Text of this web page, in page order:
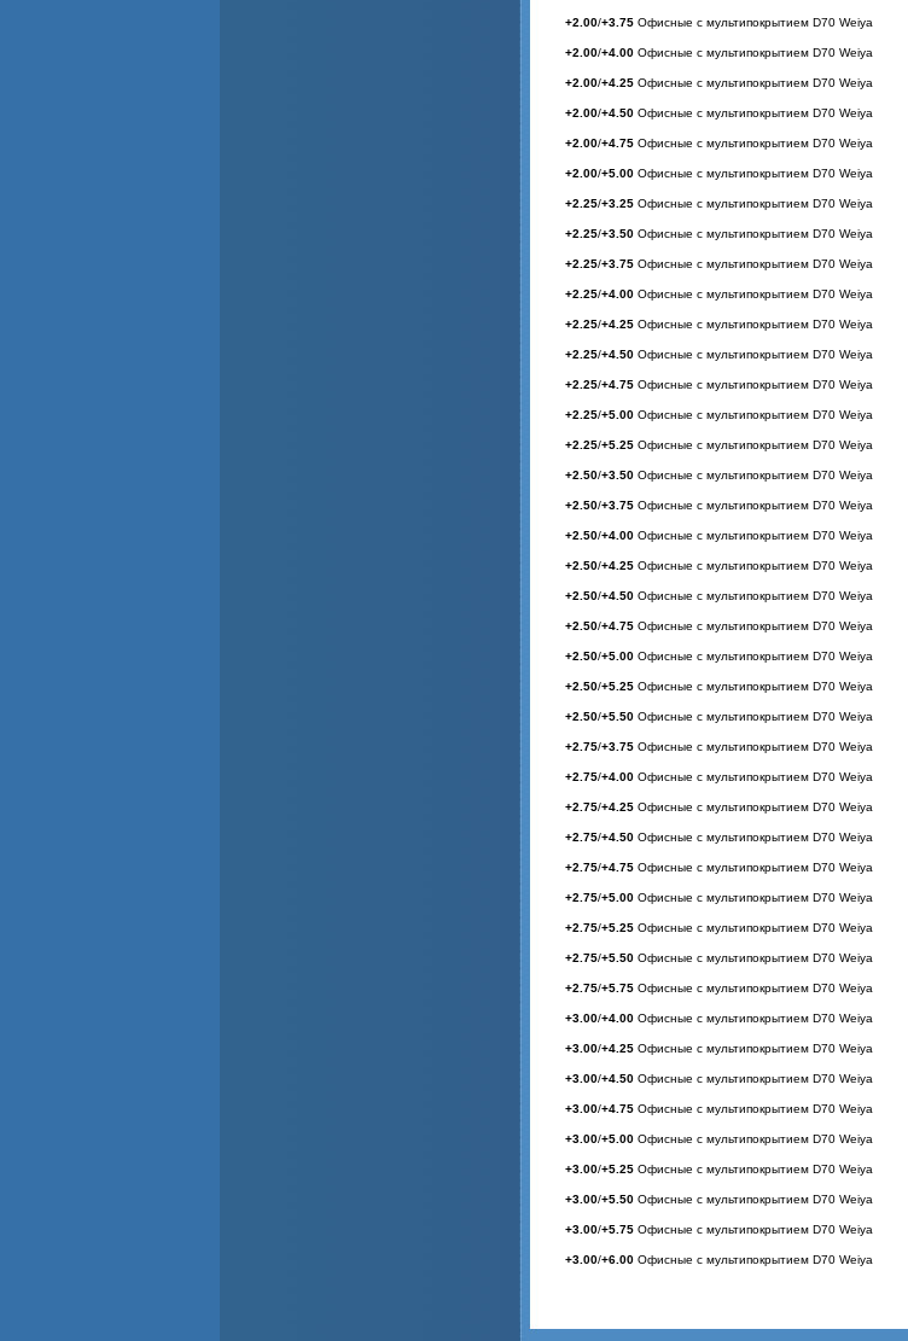
+2.00/+3.75 Офисные с мультипокрытием D70 Weiya
+2.00/+4.00 Офисные с мультипокрытием D70 Weiya
+2.00/+4.25 Офисные с мультипокрытием D70 Weiya
+2.00/+4.50 Офисные с мультипокрытием D70 Weiya
+2.00/+4.75 Офисные с мультипокрытием D70 Weiya
+2.00/+5.00 Офисные с мультипокрытием D70 Weiya
+2.25/+3.25 Офисные с мультипокрытием D70 Weiya
+2.25/+3.50 Офисные с мультипокрытием D70 Weiya
+2.25/+3.75 Офисные с мультипокрытием D70 Weiya
+2.25/+4.00 Офисные с мультипокрытием D70 Weiya
+2.25/+4.25 Офисные с мультипокрытием D70 Weiya
+2.25/+4.50 Офисные с мультипокрытием D70 Weiya
+2.25/+4.75 Офисные с мультипокрытием D70 Weiya
+2.25/+5.00 Офисные с мультипокрытием D70 Weiya
+2.25/+5.25 Офисные с мультипокрытием D70 Weiya
+2.50/+3.50 Офисные с мультипокрытием D70 Weiya
+2.50/+3.75 Офисные с мультипокрытием D70 Weiya
+2.50/+4.00 Офисные с мультипокрытием D70 Weiya
+2.50/+4.25 Офисные с мультипокрытием D70 Weiya
+2.50/+4.50 Офисные с мультипокрытием D70 Weiya
+2.50/+4.75 Офисные с мультипокрытием D70 Weiya
+2.50/+5.00 Офисные с мультипокрытием D70 Weiya
+2.50/+5.25 Офисные с мультипокрытием D70 Weiya
+2.50/+5.50 Офисные с мультипокрытием D70 Weiya
+2.75/+3.75 Офисные с мультипокрытием D70 Weiya
+2.75/+4.00 Офисные с мультипокрытием D70 Weiya
+2.75/+4.25 Офисные с мультипокрытием D70 Weiya
+2.75/+4.50 Офисные с мультипокрытием D70 Weiya
+2.75/+4.75 Офисные с мультипокрытием D70 Weiya
+2.75/+5.00 Офисные с мультипокрытием D70 Weiya
+2.75/+5.25 Офисные с мультипокрытием D70 Weiya
+2.75/+5.50 Офисные с мультипокрытием D70 Weiya
+2.75/+5.75 Офисные с мультипокрытием D70 Weiya
+3.00/+4.00 Офисные с мультипокрытием D70 Weiya
+3.00/+4.25 Офисные с мультипокрытием D70 Weiya
+3.00/+4.50 Офисные с мультипокрытием D70 Weiya
+3.00/+4.75 Офисные с мультипокрытием D70 Weiya
+3.00/+5.00 Офисные с мультипокрытием D70 Weiya
+3.00/+5.25 Офисные с мультипокрытием D70 Weiya
+3.00/+5.50 Офисные с мультипокрытием D70 Weiya
+3.00/+5.75 Офисные с мультипокрытием D70 Weiya
+3.00/+6.00 Офисные с мультипокрытием D70 Weiya